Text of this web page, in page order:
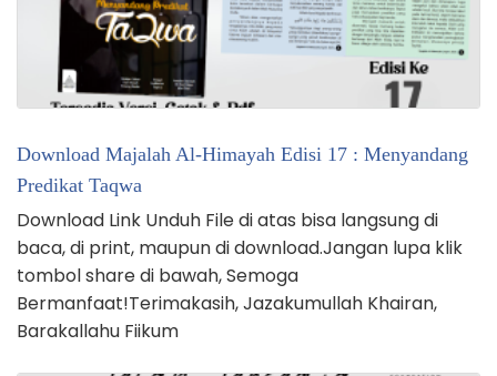
Download Majalah Al-Himayah Edisi 17 : Menyandang
Predikat Taqwa
Download Link Unduh File di atas bisa langsung di
baca, di print, maupun di download.Jangan lupa klik
tombol share di bawah, Semoga
Bermanfaat!Terimakasih, Jazakumullah Khairan,
Barakallahu Fiikum